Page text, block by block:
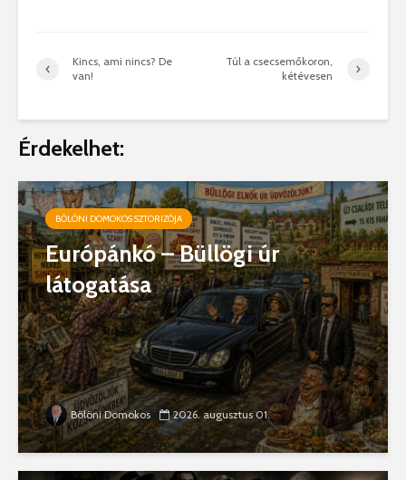
Kincs, ami nincs? De
van!
Túl a csecsemőkoron,
kétévesen
Érdekelhet:
BÖLÖNI DOMOKOS SZTORIZÓJA
Európánkó – Büllögi úr
látogatása
Bölöni Domokos 2026. augusztus 01.